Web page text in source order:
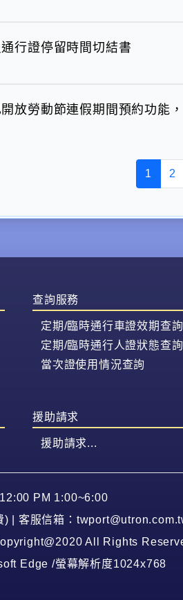
行證停留時間切結書
放勞動節連假期間預約功能
1 2
查詢服務
定期/臨時通行車證效期查詢
定期/臨時通行人證狀態查詢
當次證使用情況查詢
援助請求
援助請求...
PM 1:00~6:00
| 客服信箱：
All Rights
Edge /螢幕解析度1024x768